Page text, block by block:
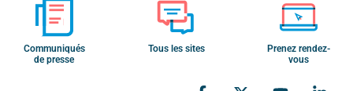
Communiqués
de presse
Tous les sites
Prenez rendez-
vous